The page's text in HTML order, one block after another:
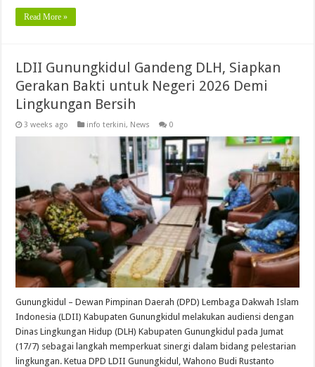
Read More »
LDII Gunungkidul Gandeng DLH, Siapkan
Gerakan Bakti untuk Negeri 2026 Demi
Lingkungan Bersih
3 weeks ago info terkini, News 0
Gunungkidul – Dewan Pimpinan Daerah (DPD) Lembaga Dakwah Islam
Indonesia (LDII) Kabupaten Gunungkidul melakukan audiensi dengan
Dinas Lingkungan Hidup (DLH) Kabupaten Gunungkidul pada Jumat
(17/7) sebagai langkah memperkuat sinergi dalam bidang pelestarian
lingkungan. Ketua DPD LDII Gunungkidul, Wahono Budi Rustanto